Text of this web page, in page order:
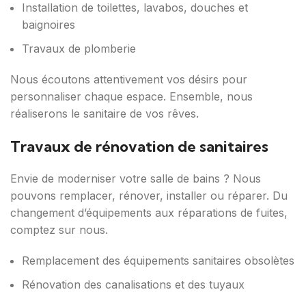
Installation de toilettes, lavabos, douches et
baignoires
Travaux de plomberie
Nous écoutons attentivement vos désirs pour
personnaliser chaque espace. Ensemble, nous
réaliserons le sanitaire de vos rêves.
Travaux de rénovation de sanitaires
Envie de moderniser votre salle de bains ? Nous
pouvons remplacer, rénover, installer ou réparer. Du
changement d’équipements aux réparations de fuites,
comptez sur nous.
Remplacement des équipements sanitaires obsolètes
Rénovation des canalisations et des tuyaux